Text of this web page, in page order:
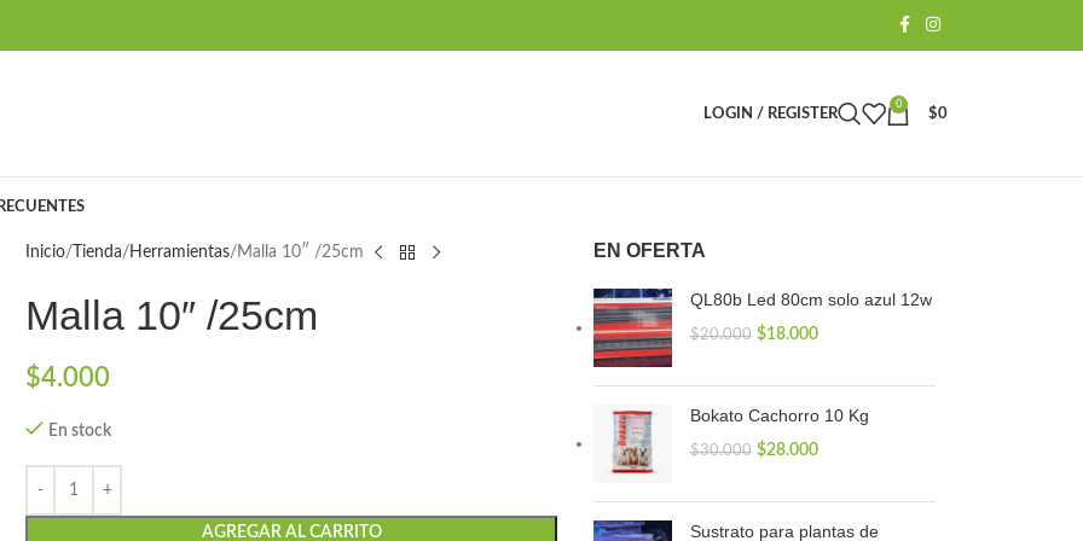
LOGIN / REGISTER
0
$0
Inicio Tienda Herramientas Malla 10″ /25cm
Malla 10″ /25cm
$4.000
En stock
AGREGAR AL CARRITO
EN OFERTA
QL80b Led 80cm solo azul 12w
$20.000 $18.000
Bokato Cachorro 10 Kg
$30.000 $28.000
Sustrato para plantas de